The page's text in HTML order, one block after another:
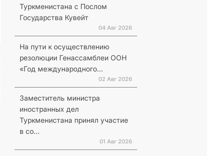
Туркменистана с Послом
Государства Кувейт
04 Авг 2026
На пути к осуществлению
резолюции Генассамблеи ООН
«Год международного...
02 Авг 2026
Заместитель министра
иностранных дел
Туркменистана принял участие
в со...
01 Авг 2026